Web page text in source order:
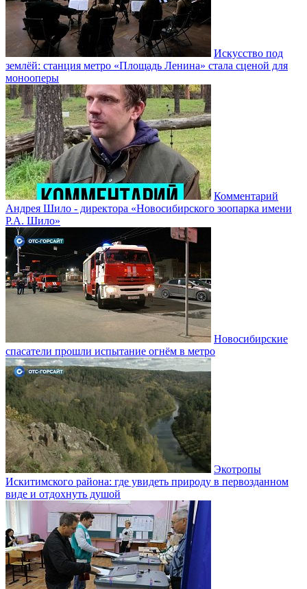
Искусство под
землёй: станция метро «Площадь Ленина» стала сценой для
монооперы
Комментарий
Андрея Шило - директора «Новосибирского зоопарка имени
Р.А. Шило»
Новосибирские
спасатели прошли испытание огнём в метро
Экотропы
Искитимского района: где увидеть природу в первозданном
виде и отдохнуть душой